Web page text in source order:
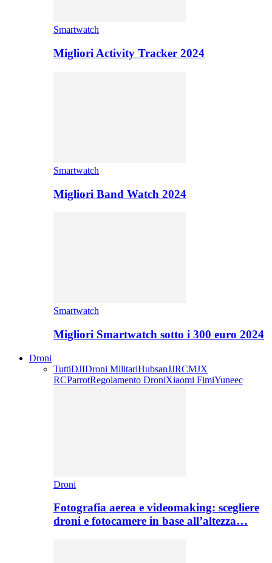
Smartwatch
Migliori Activity Tracker 2024
Smartwatch
Migliori Band Watch 2024
Smartwatch
Migliori Smartwatch sotto i 300 euro 2024
Droni
TuttiDJIDroni MilitariHubsanJJRCMJX
RCParrotRegolamento DroniXiaomi FimiYuneec
Droni
Fotografia aerea e videomaking: scegliere
droni e fotocamere in base all’altezza…